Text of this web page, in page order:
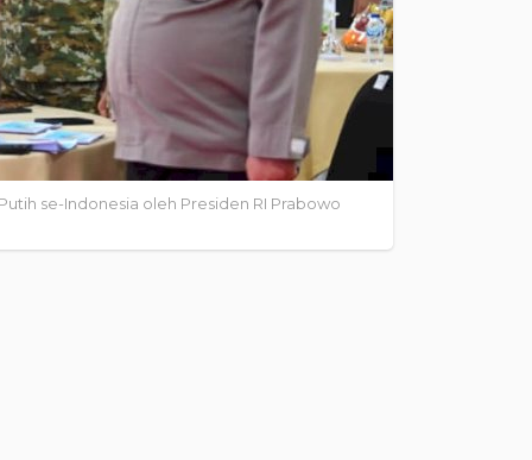
se-Indonesia oleh Presiden RI Prabowo